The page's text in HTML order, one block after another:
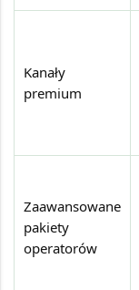
Kanały
premium
Zaawansowane
pakiety
operatorów